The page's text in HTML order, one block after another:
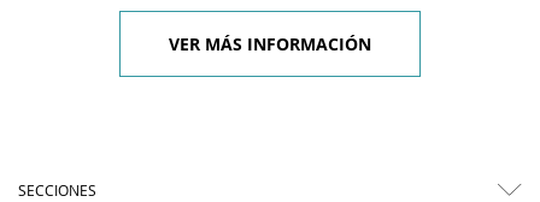
VER MÁS INFORMACIÓN
SECCIONES